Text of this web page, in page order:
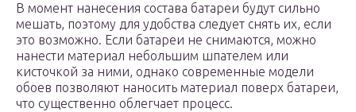
В момент нанесения состава батареи будут сильно
мешать, поэтому для удобства следует снять их, если
это возможно. Если батареи не снимаются, можно
нанести материал небольшим шпателем или
кисточкой за ними, однако современные модели
обоев позволяют наносить материал поверх батареи,
что существенно облегчает процесс.